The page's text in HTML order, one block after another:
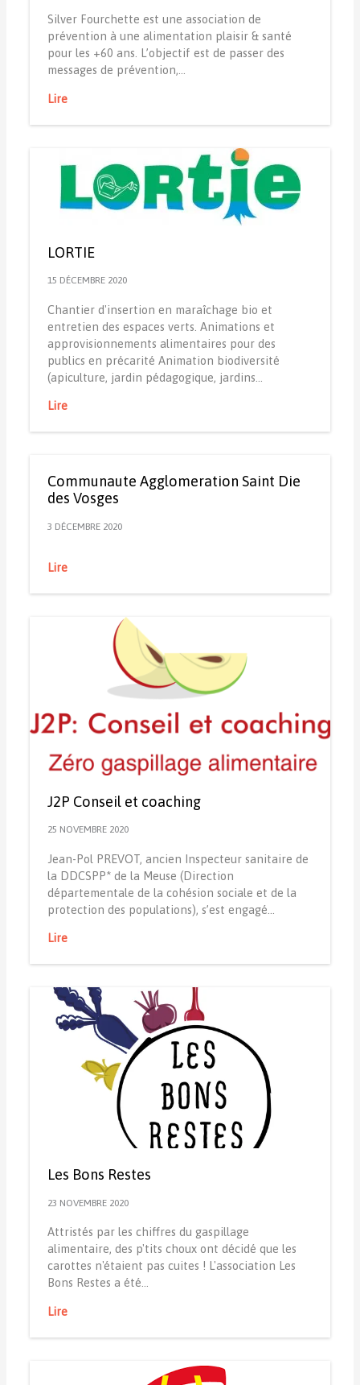
Silver Fourchette est une association de
prévention à une alimentation plaisir & santé
pour les +60 ans. L’objectif est de passer des
messages de prévention,…
Lire
LORTIE
15 DÉCEMBRE 2020
Chantier d'insertion en maraîchage bio et
entretien des espaces verts. Animations et
approvisionnements alimentaires pour des
publics en précarité Animation biodiversité
(apiculture, jardin pédagogique, jardins…
Lire
Communaute Agglomeration Saint Die
des Vosges
3 DÉCEMBRE 2020
Lire
J2P Conseil et coaching
25 NOVEMBRE 2020
Jean-Pol PREVOT, ancien Inspecteur sanitaire de
la DDCSPP* de la Meuse (Direction
départementale de la cohésion sociale et de la
protection des populations), s’est engagé…
Lire
Les Bons Restes
23 NOVEMBRE 2020
Attristés par les chiffres du gaspillage
alimentaire, des p'tits choux ont décidé que les
carottes n'étaient pas cuites ! L'association Les
Bons Restes a été…
Lire